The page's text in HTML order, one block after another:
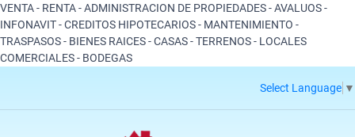
VENTA - RENTA - ADMINISTRACION DE PROPIEDADES - AVALUOS -
INFONAVIT - CREDITOS HIPOTECARIOS - MANTENIMIENTO -
TRASPASOS - BIENES RAICES - CASAS - TERRENOS - LOCALES
COMERCIALES - BODEGAS
Select Language ▼